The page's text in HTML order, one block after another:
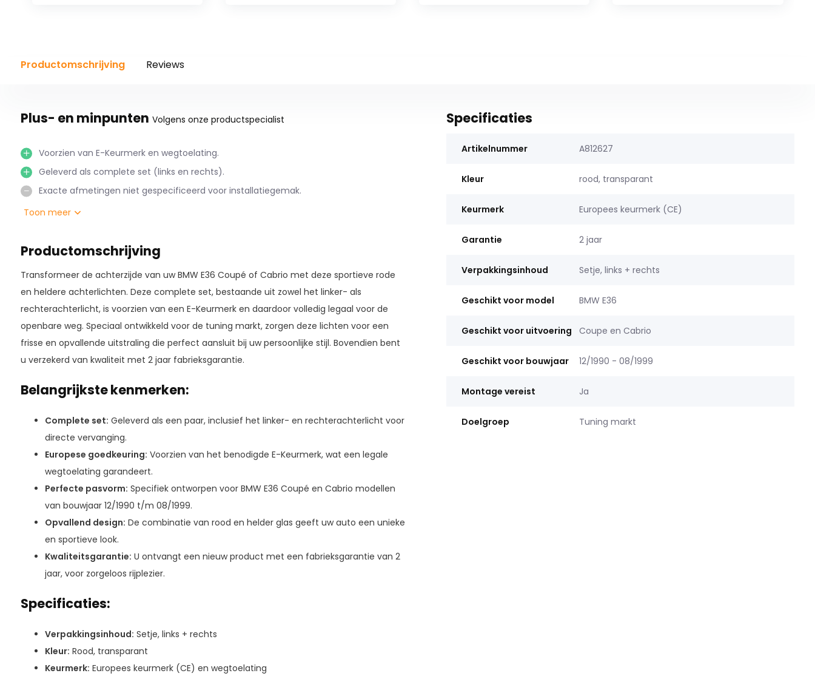
Productomschrijving Reviews
Plus- en minpunten Volgens onze productspecialist
Voorzien van E-Keurmerk en wegtoelating.
Geleverd als complete set (links en rechts).
Exacte afmetingen niet gespecificeerd voor installatiegemak.
Toon meer
Productomschrijving
Transformeer de achterzijde van uw BMW E36 Coupé of Cabrio met deze sportieve rode
en heldere achterlichten. Deze complete set, bestaande uit zowel het linker- als
rechterachterlicht, is voorzien van een E-Keurmerk en daardoor volledig legaal voor de
openbare weg. Speciaal ontwikkeld voor de tuning markt, zorgen deze lichten voor een
frisse en opvallende uitstraling die perfect aansluit bij uw persoonlijke stijl. Bovendien bent
u verzekerd van kwaliteit met 2 jaar fabrieksgarantie.
Belangrijkste kenmerken:
Complete set: Geleverd als een paar, inclusief het linker- en rechterachterlicht voor
directe vervanging.
Europese goedkeuring: Voorzien van het benodigde E-Keurmerk, wat een legale
wegtoelating garandeert.
Perfecte pasvorm: Specifiek ontworpen voor BMW E36 Coupé en Cabrio modellen
van bouwjaar 12/1990 t/m 08/1999.
Opvallend design: De combinatie van rood en helder glas geeft uw auto een unieke
en sportieve look.
Kwaliteitsgarantie: U ontvangt een nieuw product met een fabrieksgarantie van 2
jaar, voor zorgeloos rijplezier.
Specificaties:
Verpakkingsinhoud: Setje, links + rechts
Kleur: Rood, transparant
Keurmerk: Europees keurmerk (CE) en wegtoelating
Specificaties
Artikelnummer A812627
Kleur rood, transparant
Keurmerk Europees keurmerk (CE)
Garantie 2 jaar
Verpakkingsinhoud Setje, links + rechts
Geschikt voor model BMW E36
Geschikt voor uitvoering Coupe en Cabrio
Geschikt voor bouwjaar 12/1990 - 08/1999
Montage vereist Ja
Doelgroep Tuning markt